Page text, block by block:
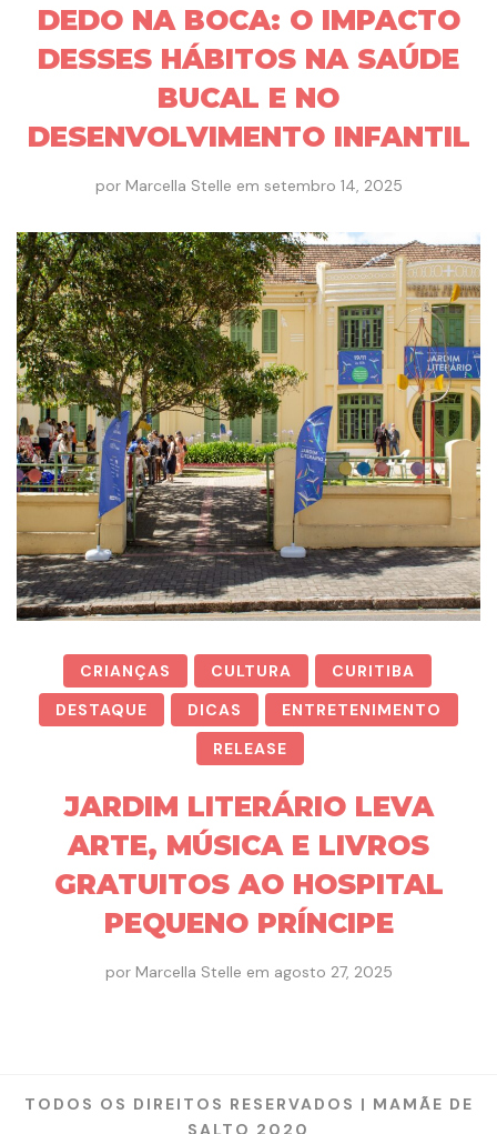
DEDO NA BOCA: O IMPACTO
DESSES HÁBITOS NA SAÚDE
BUCAL E NO
DESENVOLVIMENTO INFANTIL
por Marcella Stelle em setembro 14, 2025
CRIANÇAS CULTURA
CURITIBA
DESTAQUE
DICAS
ENTRETENIMENTO
RELEASE
JARDIM LITERÁRIO LEVA
ARTE, MÚSICA E LIVROS
GRATUITOS AO HOSPITAL
PEQUENO PRÍNCIPE
por Marcella Stelle em agosto 27, 2025
TODOS OS DIREITOS RESERVADOS | MAMÃE DE
SALTO 2020